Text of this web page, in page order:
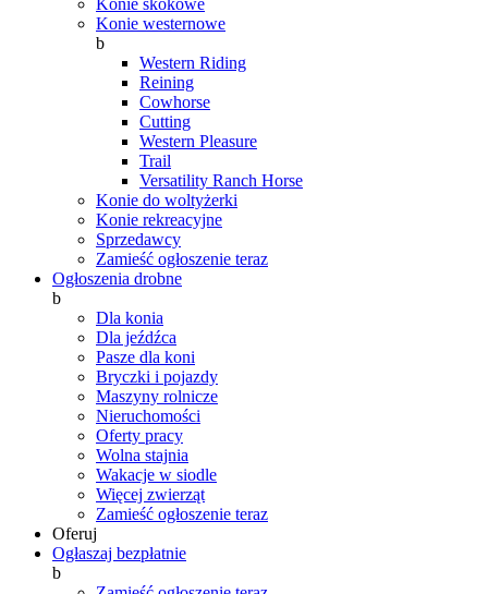
Konie skokowe
Konie westernowe
b
Western Riding
Reining
Cowhorse
Cutting
Western Pleasure
Trail
Versatility Ranch Horse
Konie do woltyżerki
Konie rekreacyjne
Sprzedawcy
Zamieść ogłoszenie teraz
Ogłoszenia drobne
b
Dla konia
Dla jeźdźca
Pasze dla koni
Bryczki i pojazdy
Maszyny rolnicze
Nieruchomości
Oferty pracy
Wolna stajnia
Wakacje w siodle
Więcej zwierząt
Zamieść ogłoszenie teraz
Oferuj
Ogłaszaj bezpłatnie
b